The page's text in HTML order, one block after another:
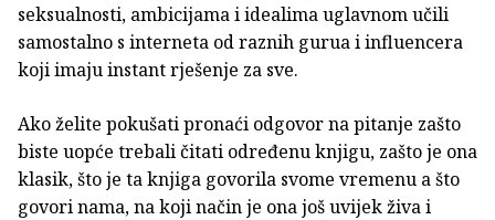
seksualnosti, ambicijama i idealima uglavnom učili
samostalno s interneta od raznih gurua i influencera
koji imaju instant rješenje za sve.
Ako želite pokušati pronaći odgovor na pitanje zašto
biste uopće trebali čitati određenu knjigu, zašto je ona
klasik, što je ta knjiga govorila svome vremenu a što
govori nama, na koji način je ona još uvijek živa i